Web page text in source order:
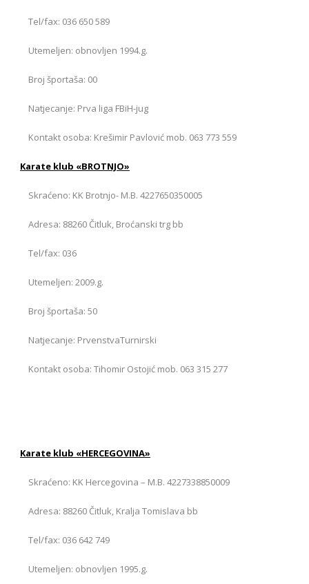
Tel/fax: 036 650 589
Utemeljen: obnovljen 1994.g.
Broj športaša: 00
Natjecanje: Prva liga FBiH-jug
Kontakt osoba: Krešimir Pavlović mob. 063 773 559
Karate klub «BROTNJO»
Skraćeno: KK Brotnjo- M.B. 4227650350005
Adresa: 88260 Čitluk, Broćanski trg bb
Tel/fax: 036
Utemeljen: 2009.g.
Broj športaša: 50
Natjecanje: PrvenstvaTurnirski
Kontakt osoba: Tihomir Ostojić mob. 063 315 277
Karate klub «HERCEGOVINA»
Skraćeno: KK Hercegovina – M.B. 4227338850009
Adresa: 88260 Čitluk, Kralja Tomislava bb
Tel/fax: 036 642 749
Utemeljen: obnovljen 1995.g.